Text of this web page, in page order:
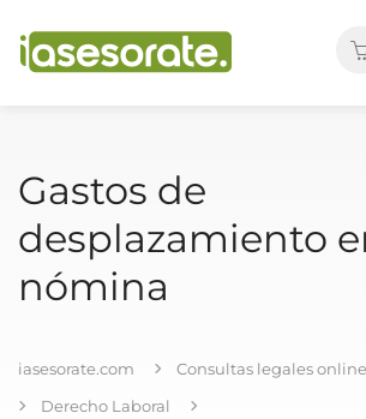
Gastos de
desplazamiento
nómina
iasesorate.com
Consultas legales online
Derecho Laboral